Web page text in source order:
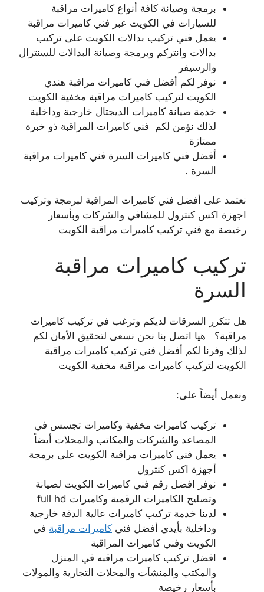
برمجة وصيانة كافة أنواع كاميرات مراقبة
للسيارات في الكويت عبر فني كاميرات مراقبة
يعمل فني تركيب بدالات الكويت على تركيب
بدالات وانتركم وبرمجة وصيانة البدالات للسنترال
والرسيفر
نوفر لكم أفضل فني كاميرات مراقبة هندي
الكويت لتركيب كاميرات مراقبة مخفية الكويت
خدمة صيانة كاميرات الديجتال خارجية وداخلية
لذلك نؤمن لكم فني كاميرات المراقبة ذو خبرة
ممتازة
أفضل فني كاميرات السرة فني كاميرات مراقبة
السرة .
نعتمد على أفضل فني كاميرات المراقبة لبرمجة وتركيب
اجهزة اكس كنترول للمشافي والشركات وبأسعار
رخيصة مع فني تركيب كاميرات مراقبة الكويت
تركيب كاميرات مراقبة
السرة
هل تتكرر السرقات لديكم وترغب في تركيب كاميرات
مراقبة؟ هيا اتصل بنا نحن نسعى لتحقيق الأمان لكم
لذلك وفرنا لكم أفضل فني تركيب كاميرات مراقبة
الكويت لتركيب كاميرات مراقبة مخفية الكويت
ونعمل أيضاً على:
تركيب كاميرات مخفية وكاميرات تجسس في
المصاعد والشركات والمكاتب والمحلات أيضاً
يعمل فني كاميرات مراقبة الكويت على برمجة
أجهزة اكس كنترول
نوفر افضل رقم فني كاميرات الكويت لصيانة
وتصليح الكاميرات الرقمية وكاميرات full hd
لدينا خدمة تركيب كاميرات عالية الدقة خارجية
وداخلية بأيدي أفضل فني كاميرات مراقبة في
الكويت وفني كاميرات المراقبة
افضل تركيب كاميرات مراقبه في المنزل
والمكتب والمنشآت والمحلات التجارية والمولات
بأسعار رخيصة